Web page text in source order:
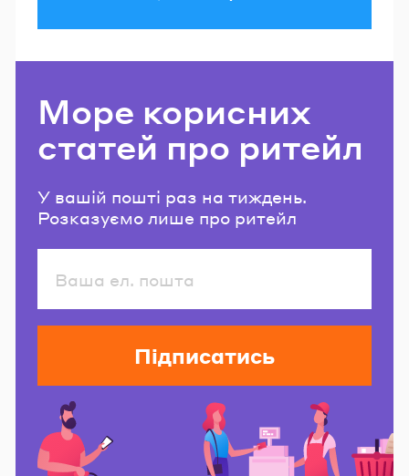
Море корисних
статей про ритейл
У вашій пошті раз на тиждень.
Розказуємо лише про ритейл
Підписатись